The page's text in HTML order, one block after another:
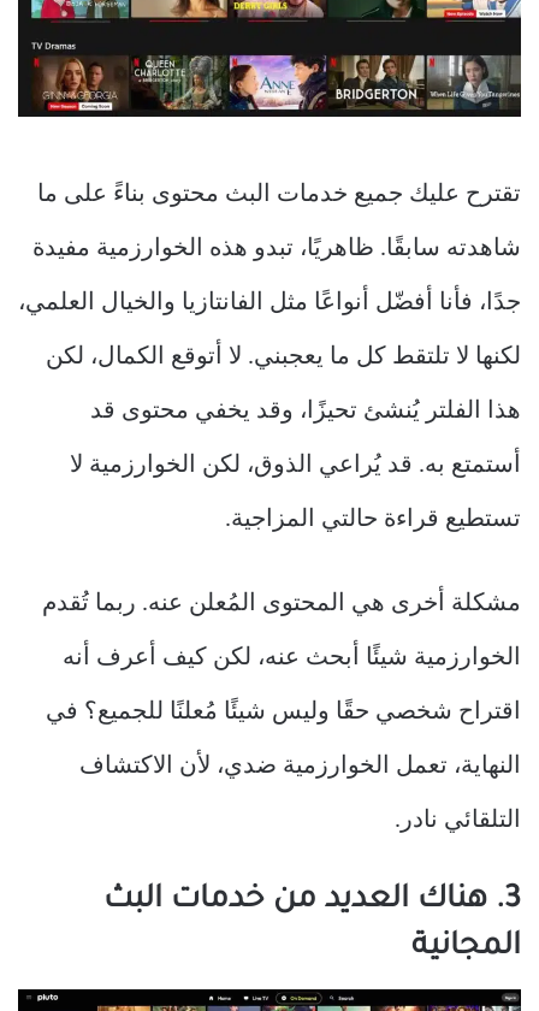
تقترح عليك جميع خدمات البث محتوى بناءً على ما
شاهدته سابقًا. ظاهريًا، تبدو هذه الخوارزمية مفيدة
جدًا، فأنا أفضّل أنواعًا مثل الفانتازيا والخيال العلمي،
لكنها لا تلتقط كل ما يعجبني. لا أتوقع الكمال، لكن
هذا الفلتر يُنشئ تحيزًا، وقد يخفي محتوى قد
أستمتع به. قد يُراعي الذوق، لكن الخوارزمية لا
تستطيع قراءة حالتي المزاجية.
مشكلة أخرى هي المحتوى المُعلن عنه. ربما تُقدم
الخوارزمية شيئًا أبحث عنه، لكن كيف أعرف أنه
اقتراح شخصي حقًا وليس شيئًا مُعلنًا للجميع؟ في
النهاية، تعمل الخوارزمية ضدي، لأن الاكتشاف
التلقائي نادر.
3. هناك العديد من خدمات البث
المجانية